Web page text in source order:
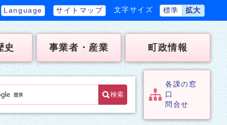
Language サイトマップ 文字サイズ 標準 拡大
史 事業者・産業 町政情報
検索
各課の窓
口
問合せ